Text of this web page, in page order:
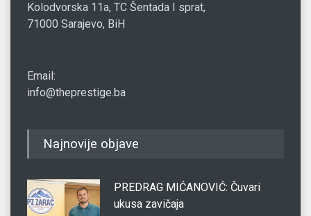
Kolodvorska 11a, TC Šentada I sprat,
71000 Sarajevo, BiH
Email:
info@theprestige.ba
Najnovije objave
PREDRAG MIĆANOVIĆ: Čuvari
ukusa zavičaja